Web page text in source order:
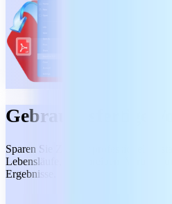
Gebrauchsfertige
Sparen Sie Zeit mit professionell
Lebensläufe, Anschreiben, Verträge
Ergebnisse.